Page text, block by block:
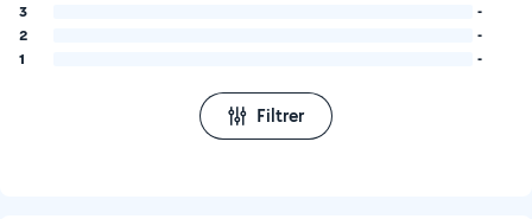
3
-
2
-
1
-
Filtrer